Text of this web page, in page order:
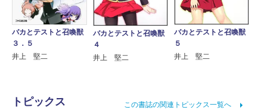
バカとテストと召喚獣
３．５
井上 堅二
バカとテストと召喚獣
４
井上 堅二
バカとテストと召喚獣
５
井上 堅二
トピックス この書誌の関連トピックス一覧へ